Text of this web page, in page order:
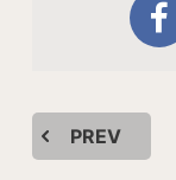
PREV